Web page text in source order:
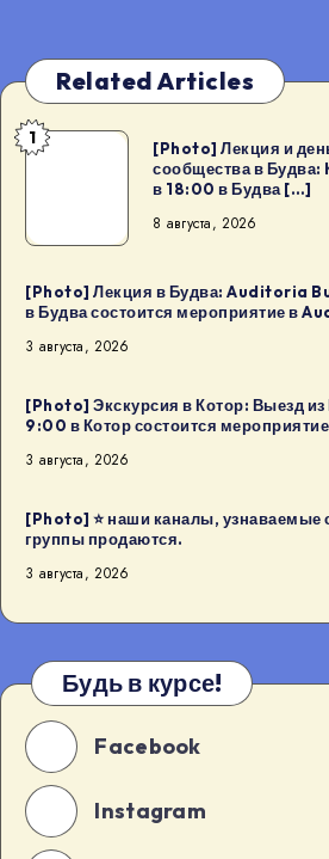
Related Articles
[Photo]
день
дизайн-
сообщества
в
Kaffa
августа
18:00
в
[…]
1
[Photo] Лекция и
сообщества в
в 18:00 в Будва […]
8 августа, 2026
[Photo] Лекция в Будва: Auditoria
в Будва состоится мероприятие в
3 августа, 2026
[Photo] Экскурсия в Котор: Выезд из
9:00 в Котор состоится
3 августа, 2026
[Photo] ⭐️ наши каналы, узнаваемые
группы продаются.
3 августа, 2026
Будь в курсе!
Facebook
Instagram